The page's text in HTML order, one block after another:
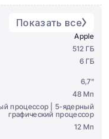
Показать все
Apple
512 ГБ
6 ГБ
6,7"
48 Мп
процессор | 5-ядерный
графический процессор
12 Мп